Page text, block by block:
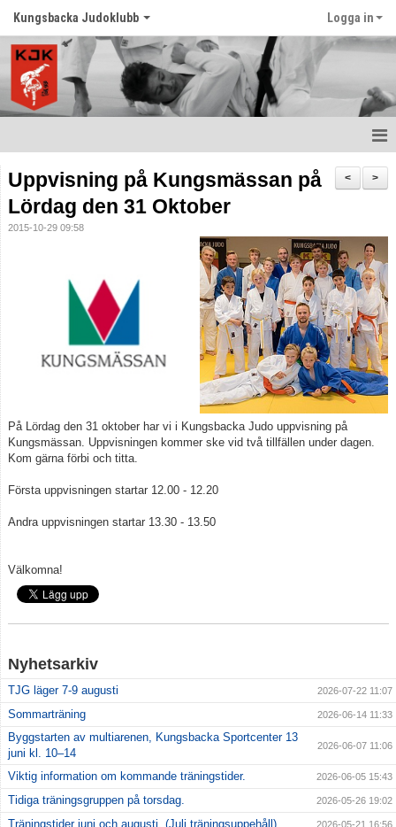
Kungsbacka Judoklubb Logga in
Prova Judo
Senast nytt
Tävlingar
Klubbkläder
styrelse
Drogpolicy
>
<
Uppvisning på Kungsmässan på
Lördag den 31 Oktober
2015-10-29 09:58
På Lördag den 31 oktober har vi i Kungsbacka Judo uppvisning på
Kungsmässan. Uppvisningen kommer ske vid två tillfällen under dagen.
Kom gärna förbi och titta.
Första uppvisningen startar 12.00 - 12.20
Andra uppvisningen startar 13.30 - 13.50
Välkomna!
Nyhetsarkiv
TJG läger 7-9 augusti 2026-07-22 11:07
Sommarträning 2026-06-14 11:33
Byggstarten av multiarenen, Kungsbacka Sportcenter 13
juni kl. 10–14
2026-06-07 11:06
Viktig information om kommande träningstider. 2026-06-05 15:43
Tidiga träningsgruppen på torsdag. 2026-05-26 19:02
Träningstider juni och augusti. (Juli träningsuppehåll) 2026-05-21 16:56